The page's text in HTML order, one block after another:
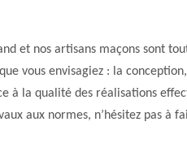
et nos artisans maçons sont
vous envisagiez : la
à la qualité des réalisations
aux normes, n’hésitez pas à